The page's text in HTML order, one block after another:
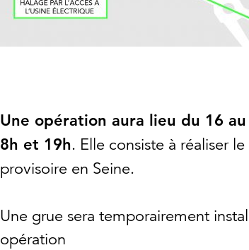
Une opération aura lieu du 16
8h et 19h. Elle consiste à réaliser
provisoire en Seine.
Une grue sera temporairement
opération